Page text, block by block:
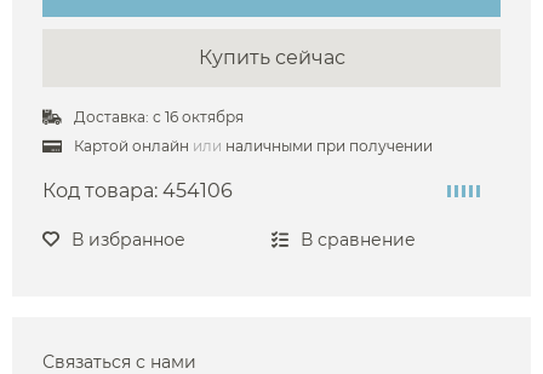
Купить сейчас
Доставка: с 16 октября
Картой онлайн или наличными при получении
Код товара: 454106
В избранное В сравнение
Связаться с нами